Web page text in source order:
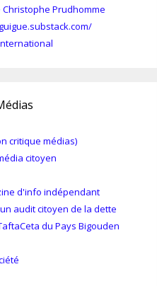
Christophe Prudhomme
critique médias)
citoyen
d'info indépendant
audit citoyen de la dette
du Pays Bigouden